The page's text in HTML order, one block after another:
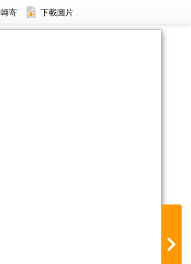
轉寄 下載圖片